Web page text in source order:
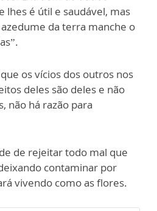
lhes é útil e saudável, mas
da terra manche o
os vícios dos outros nos
deles são deles e não
não há razão para
de rejeitar todo mal que
contaminar por
vivendo como as flores.